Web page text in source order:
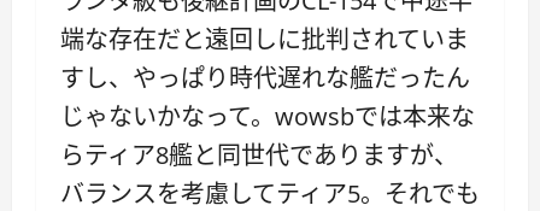
端な存在だと遠回しに批判されていま
すし、やっぱり時代遅れな艦だったん
じゃないかなって。wowsbでは本来な
らティア8艦と同世代でありますが、
バランスを考慮してティア5。それでも